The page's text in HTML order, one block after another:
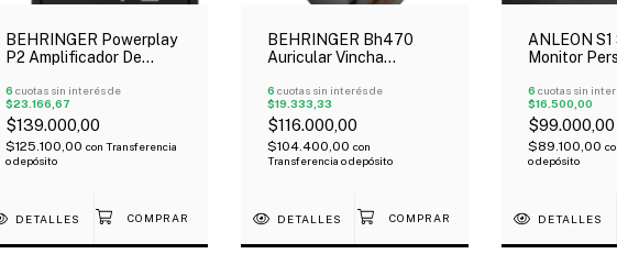
BEHRINGER Powerplay
P2 Amplificador De
Ear Xlr
6 cuotas sin interés de
$23.166,67
$139.000,00
$125.100,00 con Transferencia
o depósito
DETALLES
BEHRINGER Bh470
Auricular Vincha
Estudio
6 cuotas sin interés de
$19.333,33
$116.000,00
$104.400,00 con
Transferencia o depósito
DETALLES
ANLEON
Monitor
Mono
6 cuotas sin
$16.500,00
$99.000,00
$89.100,00
o depósito
DETALLES